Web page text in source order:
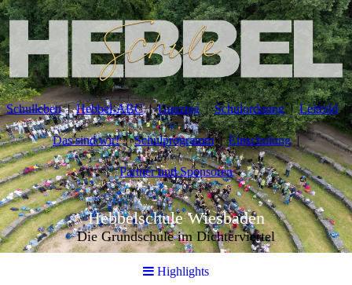
Schulleben Hebbel-ABC Ganztag Schulordnung Leitbild
Das sind wir! Schulprogramm Einschulung
Partner und Sponsoren
Hebbelschule Wiesbaden
Die Grundschule im Dichterviertel
Highlights